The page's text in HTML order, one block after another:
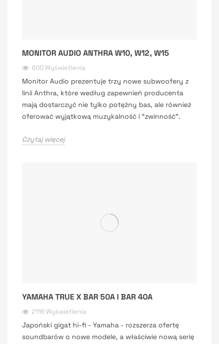
MONITOR AUDIO ANTHRA W10, W12, W15
600 Wyświetlenia
Monitor Audio prezentuje trzy nowe subwoofery z
linii Anthra, które według zapewnień producenta
mają dostarczyć nie tylko potężny bas, ale również
oferować wyjątkową muzykalność i “zwinność”.
Czytaj więcej
YAMAHA TRUE X BAR 50A I BAR 40A
2116 Wyświetlenia
Japoński gigat hi-fi - Yamaha - rozszerza ofertę
soundbarów o nowe modele, a właściwie nową serię